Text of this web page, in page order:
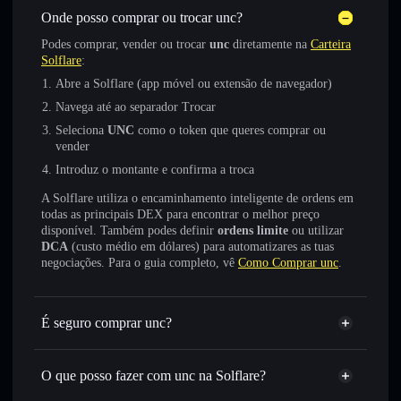
Onde posso comprar ou trocar unc?
Podes comprar, vender ou trocar unc diretamente na Carteira
Solflare:
Abre a Solflare (app móvel ou extensão de navegador)
Navega até ao separador Trocar
Seleciona UNC como o token que queres comprar ou
vender
Introduz o montante e confirma a troca
A Solflare utiliza o encaminhamento inteligente de ordens em
todas as principais DEX para encontrar o melhor preço
disponível. Também podes definir ordens limite ou utilizar
DCA (custo médio em dólares) para automatizares as tuas
negociações. Para o guia completo, vê Como Comprar unc.
É seguro comprar unc?
unc token verificado
O que posso fazer com unc na Solflare?